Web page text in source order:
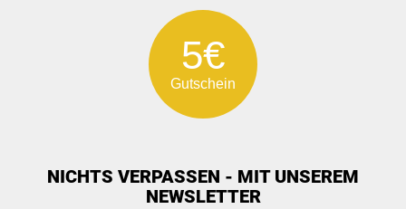
5€
Gutschein
NICHTS VERPASSEN - MIT UNSEREM
NEWSLETTER